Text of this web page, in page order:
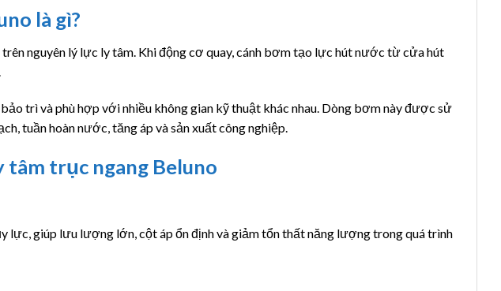
là gì?
nguyên lý lực ly tâm. Khi động cơ quay, cánh bơm tạo lực hút nước từ cửa hút
trì và phù hợp với nhiều không gian kỹ thuật khác nhau. Dòng bơm này được sử
tuần hoàn nước, tăng áp và sản xuất công nghiệp.
tâm trục ngang Beluno
giúp lưu lượng lớn, cột áp ổn định và giảm tổn thất năng lượng trong quá trình